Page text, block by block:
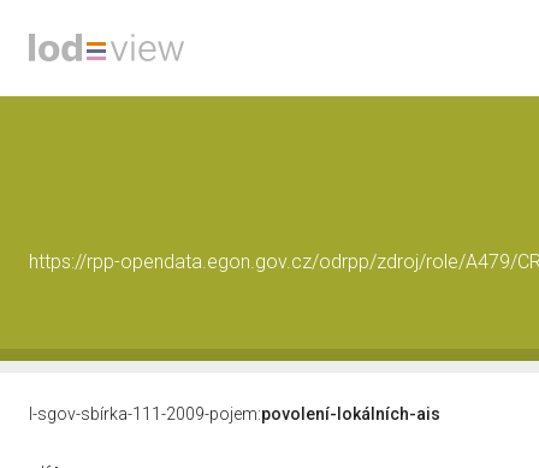
https://rpp-opendata.egon.gov.cz/odrpp/zdroj/role/A479/
l-sgov-sbírka-111-2009-pojem:povolení-lokálních-ais